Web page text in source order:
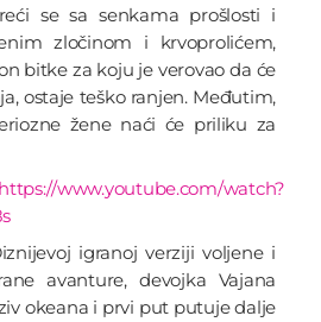
se sa senkama prošlosti i
zločinom i krvoprolićem,
bitke za koju je verovao da će
ostaje teško ranjen. Međutim,
žene naći će priliku za
https://www.youtube.com/watch?
igranoj verziji voljene i
avanture, devojka Vajana
okeana i prvi put putuje dalje